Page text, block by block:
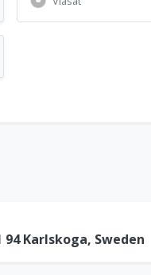
94 Karlskoga, Sweden